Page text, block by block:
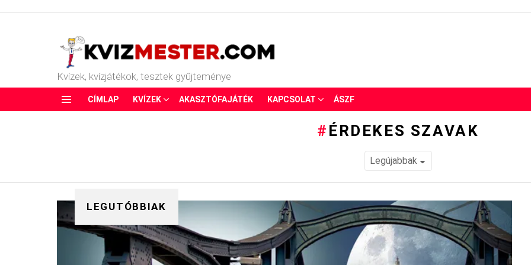
Kvízek, kvízjátékok, tesztek gyűjteménye
CÍMLAP KVÍZEK AKASZTÓFAJÁTÉK KAPCSOLAT ÁSZF
ÉRDEKES SZAVAK
LEGUTÓBBIAK